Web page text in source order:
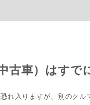
古車）はすで
恐れ入りますが、別のクル